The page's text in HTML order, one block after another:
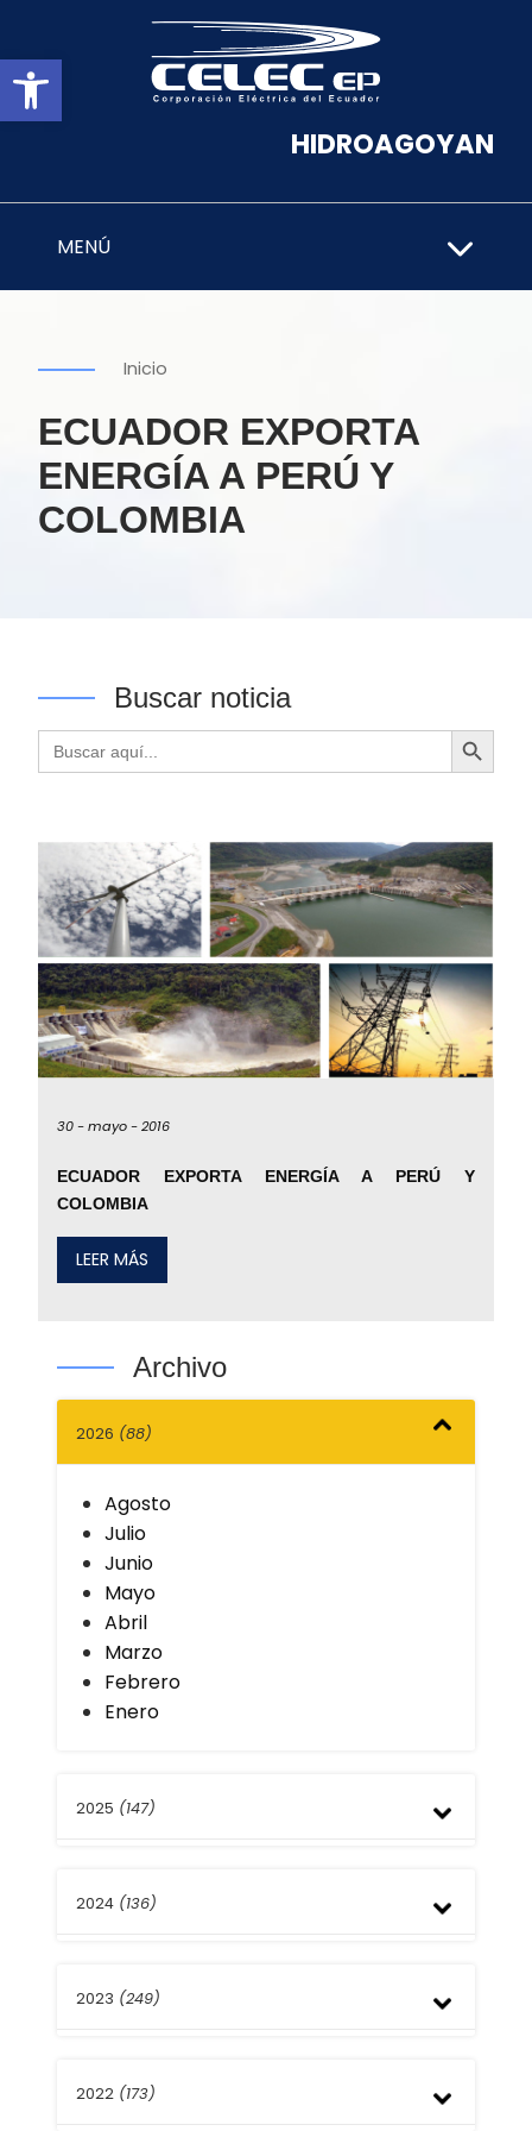
Abrir barra de herramientas
HIDROAGOYAN
MENÚ
Inicio
ECUADOR EXPORTA
ENERGÍA A PERÚ Y
COLOMBIA
Buscar noticia
Buscar: Botón de búsqueda
30 -mayo -2016
ECUADOR EXPORTA ENERGÍA A PERÚ Y
COLOMBIA
LEER MÁS
Archivo
2026 (88)
Agosto
Julio
Junio
Mayo
Abril
Marzo
Febrero
Enero
2025 (147)
Noviembre
Agosto
Mayo
2024 (136)
Noviembre
Agosto
2023 (249)
Noviembre
2022 (173)